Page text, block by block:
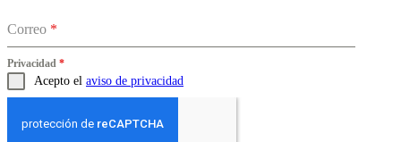
Correo *
Privacidad *
Acepto el aviso de privacidad